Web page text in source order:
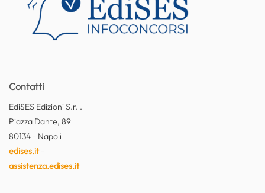
Contatti
EdiSES Edizioni S.r.l.
Piazza Dante, 89
80134 - Napoli
edises.it-
assistenza.edises.it